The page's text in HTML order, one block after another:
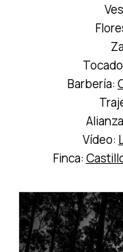
Barbería:
Vídeo:
Finca: